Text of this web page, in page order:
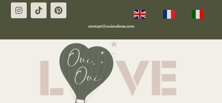
contact@ouiouilove.com